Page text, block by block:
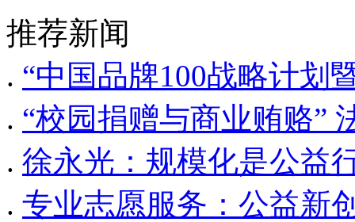
推荐新闻
. “中国品牌100战略计划
. “校园捐赠与商业贿赂”
. 徐永光：规模化是公益
. 专业志愿服务：公益新